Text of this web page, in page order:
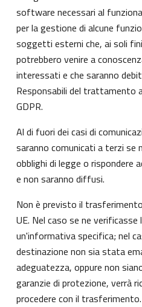
software necessari al
per la gestione di alcune
soggetti esterni che, ai soli
potrebbero venire a
interessati e che saranno
Responsabili del trattamento
GDPR.
Al di fuori dei casi di
saranno comunicati a terzi se
obblighi di legge o rispondere
e non saranno diffusi.
Non è previsto il
UE. Nel caso se ne
un'informativa specifica; nel
destinazione non sia stata
adeguatezza, oppure non
garanzie di protezione, verrà
procedere con il trasferimento.